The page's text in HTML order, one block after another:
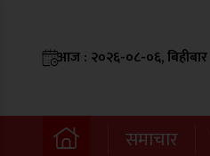
आज : २०२६-०८-०६, बिहीबार
समाचार